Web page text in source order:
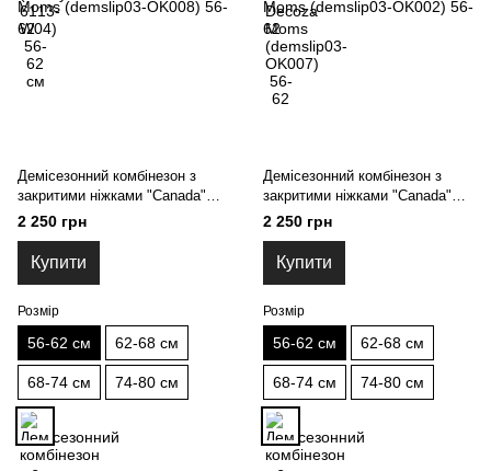
Демісезонний комбінезон з
закритими ніжками "Canada"
Білий Decoza Moms
(demslip03-OK008) 56-62
2 250 грн
Купити
Розмір
56-62 см 62-68 см
68-74 см 74-80 см
Демісезонний комбінезон з
закритими ніжками "Canada"
Пудра Decoza Moms
(demslip03-OK002) 56-62
2 250 грн
Купити
Розмір
56-62 см 62-68 см
68-74 см 74-80 см